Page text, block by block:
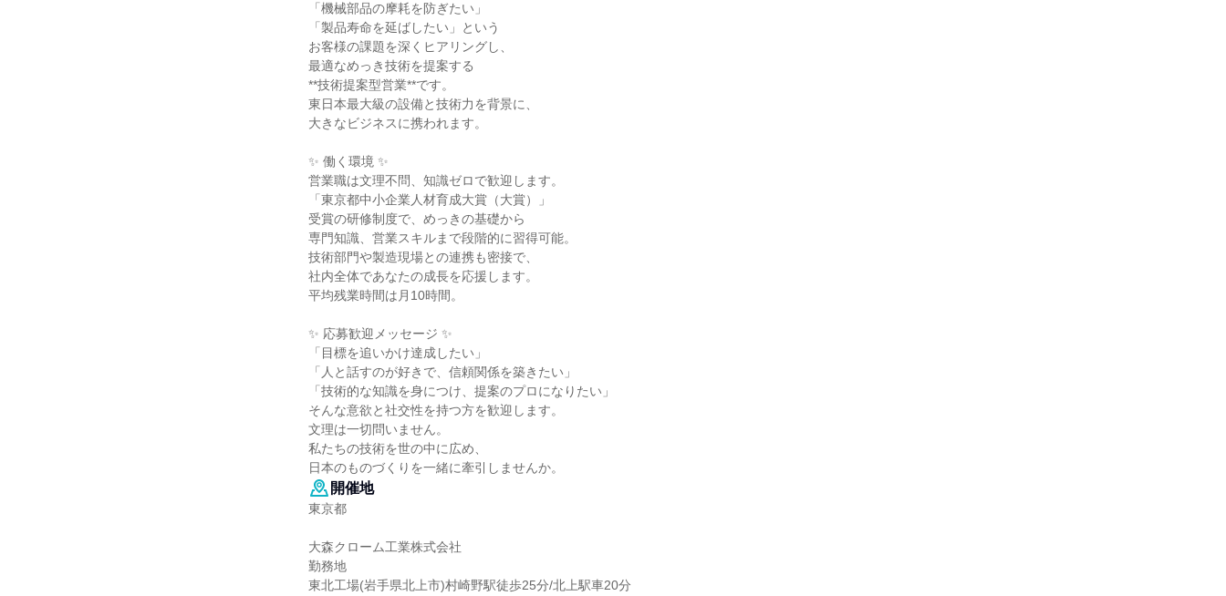
「機械部品の摩耗を防ぎたい」
「製品寿命を延ばしたい」という
お客様の課題を深くヒアリングし、
最適なめっき技術を提案する
**技術提案型営業**です。
東日本最大級の設備と技術力を背景に、
大きなビジネスに携われます。
✨ 働く環境 ✨
営業職は文理不問、知識ゼロで歓迎します。
「東京都中小企業人材育成大賞（大賞）」
受賞の研修制度で、めっきの基礎から
専門知識、営業スキルまで段階的に習得可能。
技術部門や製造現場との連携も密接で、
社内全体であなたの成長を応援します。
平均残業時間は月10時間。
✨ 応募歓迎メッセージ ✨
「目標を追いかけ達成したい」
「人と話すのが好きで、信頼関係を築きたい」
「技術的な知識を身につけ、提案のプロになりたい」
そんな意欲と社交性を持つ方を歓迎します。
文理は一切問いません。
私たちの技術を世の中に広め、
日本のものづくりを一緒に牽引しませんか。
開催地
東京都
大森クローム工業株式会社
勤務地
東北工場(岩手県北上市)村崎野駅徒歩25分/北上駅車20分